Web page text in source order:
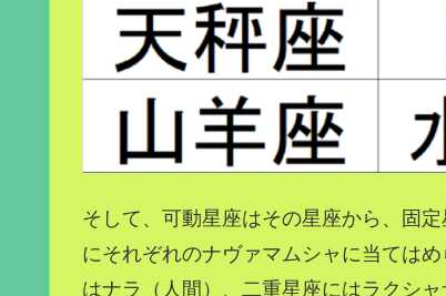
そして、可動星座はその星座から、固
にそれぞれのナヴァマムシャに当ては
はナラ（人間）、二重星座にはラクシャ